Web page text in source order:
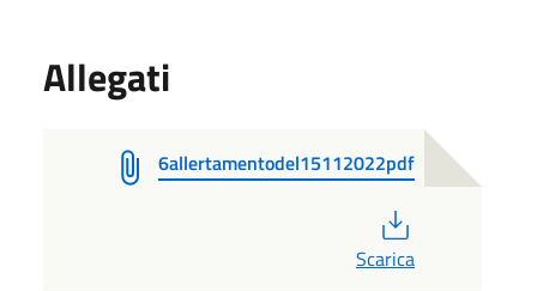
Allegati
6allertamentodel15112022pdf
Scarica